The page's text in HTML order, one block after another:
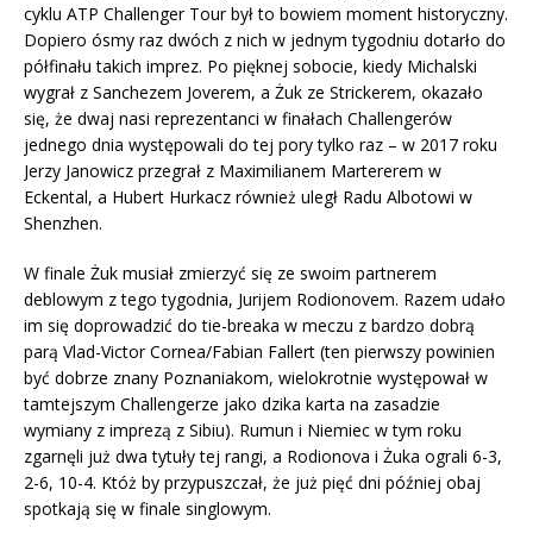
cyklu ATP Challenger Tour był to bowiem moment historyczny.
Dopiero ósmy raz dwóch z nich w jednym tygodniu dotarło do
półfinału takich imprez. Po pięknej sobocie, kiedy Michalski
wygrał z Sanchezem Joverem, a Żuk ze Strickerem, okazało
się, że dwaj nasi reprezentanci w finałach Challengerów
jednego dnia występowali do tej pory tylko raz – w 2017 roku
Jerzy Janowicz przegrał z Maximilianem Martererem w
Eckental, a Hubert Hurkacz również uległ Radu Albotowi w
Shenzhen.
W finale Żuk musiał zmierzyć się ze swoim partnerem
deblowym z tego tygodnia, Jurijem Rodionovem. Razem udało
im się doprowadzić do tie-breaka w meczu z bardzo dobrą
parą Vlad-Victor Cornea/Fabian Fallert (ten pierwszy powinien
być dobrze znany Poznaniakom, wielokrotnie występował w
tamtejszym Challengerze jako dzika karta na zasadzie
wymiany z imprezą z Sibiu). Rumun i Niemiec w tym roku
zgarnęli już dwa tytuły tej rangi, a Rodionova i Żuka ograli 6-3,
2-6, 10-4. Któż by przypuszczał, że już pięć dni później obaj
spotkają się w finale singlowym.